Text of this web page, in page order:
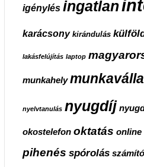
igénylés ingatlan
karácsony kirándulás
lakásfelújítás laptop
munkahely
nyelvtanulás nyugdíj
okostelefon oktatás online
pihenés spórolás